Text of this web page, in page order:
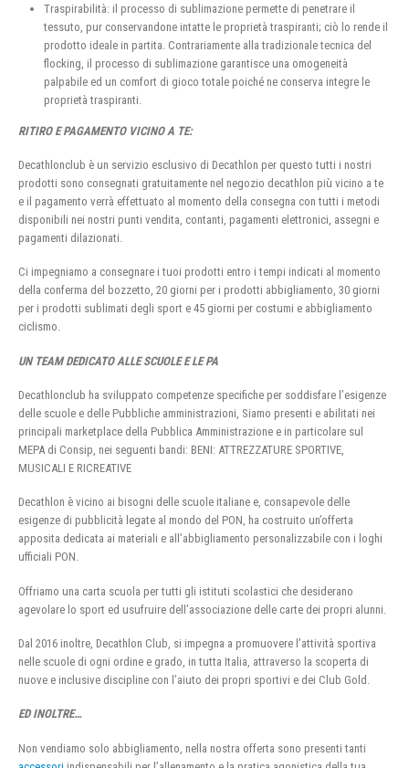
Traspirabilità: il processo di sublimazione permette di penetrare il
tessuto, pur conservandone intatte le proprietà traspiranti; ciò lo rende il
prodotto ideale in partita. Contrariamente alla tradizionale tecnica del
flocking, il processo di sublimazione garantisce una omogeneità
palpabile ed un comfort di gioco totale poiché ne conserva integre le
proprietà traspiranti.
RITIRO E PAGAMENTO VICINO A TE:
Decathlonclub è un servizio esclusivo di Decathlon per questo tutti i nostri
prodotti sono consegnati gratuitamente nel negozio decathlon più vicino a te
e il pagamento verrà effettuato al momento della consegna con tutti i metodi
disponibili nei nostri punti vendita, contanti, pagamenti elettronici, assegni e
pagamenti dilazionati.
Ci impegniamo a consegnare i tuoi prodotti entro i tempi indicati al momento
della conferma del bozzetto, 20 giorni per i prodotti abbigliamento, 30 giorni
per i prodotti sublimati degli sport e 45 giorni per costumi e abbigliamento
ciclismo.
UN TEAM DEDICATO ALLE SCUOLE E LE PA
Decathlonclub ha sviluppato competenze specifiche per soddisfare l’esigenze
delle scuole e delle Pubbliche amministrazioni, Siamo presenti e abilitati nei
principali marketplace della Pubblica Amministrazione e in particolare sul
MEPA di Consip, nei seguenti bandi: BENI: ATTREZZATURE SPORTIVE,
MUSICALI E RICREATIVE
Decathlon è vicino ai bisogni delle scuole italiane e, consapevole delle
esigenze di pubblicità legate al mondo del PON, ha costruito un’offerta
apposita dedicata ai materiali e all’abbigliamento personalizzabile con i loghi
ufficiali PON.
Offriamo una carta scuola per tutti gli istituti scolastici che desiderano
agevolare lo sport ed usufruire dell’associazione delle carte dei propri alunni.
Dal 2016 inoltre, Decathlon Club, si impegna a promuovere l’attività sportiva
nelle scuole di ogni ordine e grado, in tutta Italia, attraverso la scoperta di
nuove e inclusive discipline con l’aiuto dei propri sportivi e dei Club Gold.
ED INOLTRE…
Non vendiamo solo abbigliamento, nella nostra offerta sono presenti tanti